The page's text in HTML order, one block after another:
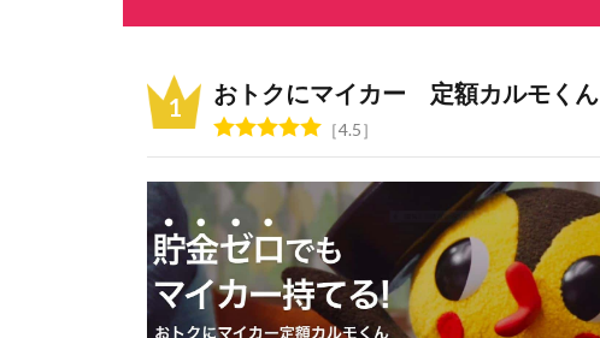
おトクにマイカー 定額カルモくん
4.5